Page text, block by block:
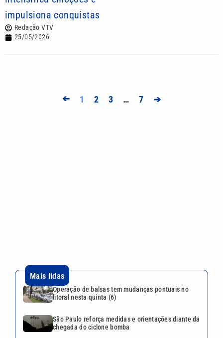
impulsiona conquistas
Redação VTV
25/05/2026
➔ 1 2 3 … 7 ➔
Corinthians x Internacional: onde assistir ao duelo
decisivo pela Copa do Brasil
Continua após a publicidade